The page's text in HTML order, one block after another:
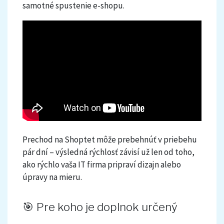
Sklad
Stav skladu, pozícia v sklade
Kategórie
Súvisiace
Súvisiace produkty
Podobné produkty
Darčeky k produktu
Pokročilé
jednotka, cena za jednotku, cena
Upgates
Náhľadový obrázok pre sociálne siete
Pomáha zachovať funkčnosť pôvodných
odkazov
samotné spustenie e-shopu.
Prechod na Shoptet môže prebehnúť v priebehu
pár dní – výsledná rýchlosť závisí už len od toho,
ako rýchlo vaša IT firma pripraví dizajn alebo
úpravy na mieru.
🎯 Pre koho je doplnok určený